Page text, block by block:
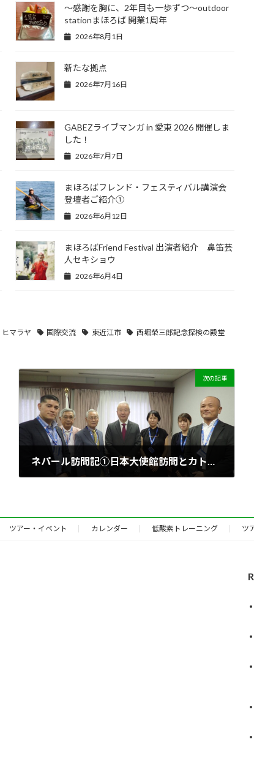
～感謝を胸に、2年目も一歩ずつ～outdoor
stationまほろば 開業1周年
2026年8月1日
新たな拠点
2026年7月16日
GABEZライブマンガ in 愛東 2026 開催しま
した！
2026年7月7日
まほろばフレンド・フェスティバル講演会
登壇者ご紹介①
2026年6月12日
まほろばFriend Festival 出演者紹介 鼻笛芸
人セキショウ
2026年6月4日
ヒマラヤ 国際交流 東近江市 西堀榮三郎記念探検の殿堂
次の記事
ネパール訪問記①日本大使館訪問とカトマンズで広がる交流
ツアー・イベント カレンダー 低酸素トレーニング ツ